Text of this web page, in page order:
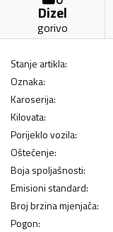
Dizel
gorivo
Stanje artikla:
Oznaka:
Karoserija:
Kilovata:
Porijeklo vozila:
Oštećenje:
Boja spoljašnosti:
Emisioni standard:
Broj brzina mjenjača:
Pogon: